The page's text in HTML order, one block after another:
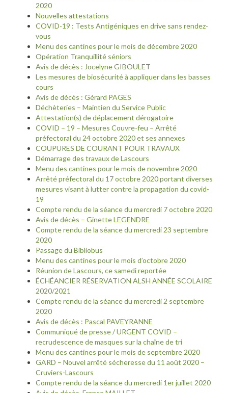
2020
Nouvelles attestations
COVID-19 : Tests Antigéniques en drive sans rendez-
vous
Menu des cantines pour le mois de décembre 2020
Opération Tranquillité séniors
Avis de décès : Jocelyne GIBOULET
Les mesures de biosécurité à appliquer dans les basses
cours
Avis de décès : Gérard PAGES
Déchèteries – Maintien du Service Public
Attestation(s) de déplacement dérogatoire
COVID – 19 – Mesures Couvre-feu – Arrêté
préfectoral du 24 octobre 2020 et ses annexes
COUPURES DE COURANT POUR TRAVAUX
Démarrage des travaux de Lascours
Menu des cantines pour le mois de novembre 2020
Arrêté préfectoral du 17 octobre 2020 portant diverses
mesures visant à lutter contre la propagation du covid-
19
Compte rendu de la séance du mercredi 7 octobre 2020
Avis de décès – Ginette LEGENDRE
Compte rendu de la séance du mercredi 23 septembre
2020
Passage du Bibliobus
Menu des cantines pour le mois d’octobre 2020
Réunion de Lascours, ce samedi reportée
ÉCHÉANCIER RÉSERVATION ALSH ANNÉE SCOLAIRE
2020/2021
Compte rendu de la séance du mercredi 2 septembre
2020
Avis de décès : Pascal PAVEYRANNE
Communiqué de presse / URGENT COVID –
recrudescence de masques sur la chaîne de tri
Menu des cantines pour le mois de septembre 2020
GARD – Nouvel arrêté sécheresse du 11 août 2020 –
Cruviers-Lascours
Compte rendu de la séance du mercredi 1er juillet 2020